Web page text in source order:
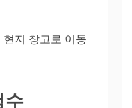
지 창고로 이동